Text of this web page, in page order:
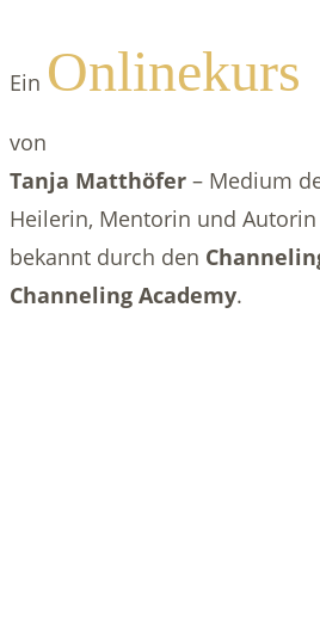
Ein Onlinekurs
von
Tanja Matthöfer – Medium
Heilerin, Mentorin und
bekannt durch den
Channeling Academy.